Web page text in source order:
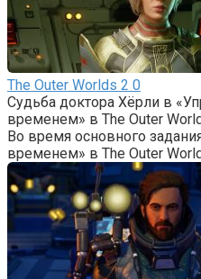
The Outer Worlds 2 0
Судьба доктора Хёрли в
временем» в The Outer
Во время основного
временем» в The Outer